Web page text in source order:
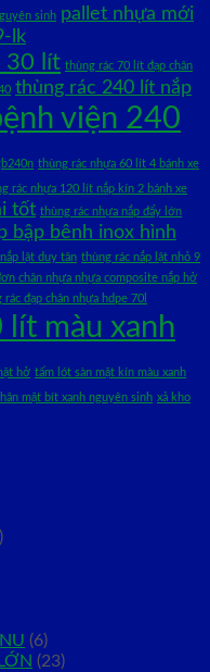
sinh pallet nhựa mới
lk
30 lít thùng rác 70 lít đạp chân
thùng rác 240 lít nắp
viện 240
thùng rác nhựa 60 lít 4 bánh xe
rác nhựa 120 lít nắp kín 2 bánh xe
tốt thùng rác nhựa nắp đẩy lớn
bập bênh inox hình
lật duy tân thùng rác nắp lật nhỏ 9
chân nhựa nhựa composite nắp hở
rác đạp chân nhựa hdpe 70l
màu xanh
hở tấm lót sàn mặt kín màu xanh
mặt bít xanh nguyên sinh xả kho
(6)
(23)